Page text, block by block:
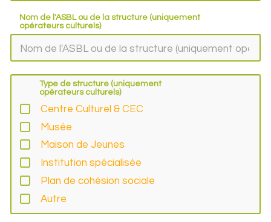
Nom de l'ASBL ou de la structure (uniquement
opérateurs culturels)
Type de structure (uniquement
opérateurs culturels)
Centre Culturel & CEC
Musée
Maison de Jeunes
Institution spécialisée
Plan de cohésion sociale
Autre